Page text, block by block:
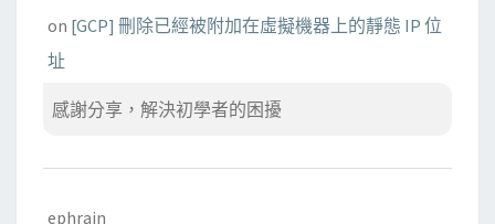
不
下
on [GCP] 刪除已經被附加在虛擬機器上的靜態 IP 位
址
感謝分享，解決初學者的困擾
ephrain